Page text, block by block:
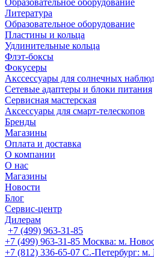
Образовательное оборудование
Литература
Образовательное оборудование
Пластины и кольца
Удлинительные кольца
Флэт-боксы
Фокусеры
Акссессуары для солнечных
Сетевые адаптеры и блоки питания
Сервисная мастерская
Аксессуары для смарт-телескопов
Бренды
Магазины
Оплата и доставка
О компании
О нас
Магазины
Новости
Блог
Сервис-центр
Дилерам
+7 (499) 963-31-85
+7 (499) 963-31-85 Москва: м.
+7 (812) 336-65-07 С.-Петербург: м.